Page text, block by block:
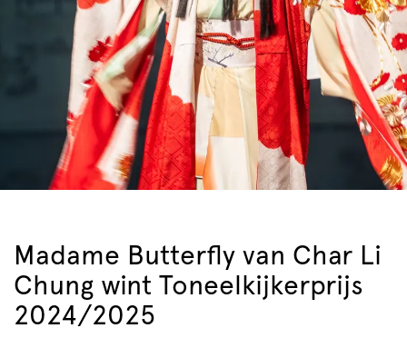
Madame Butterfly van Char Li
Chung wint Toneelkijkerprijs
2024/2025